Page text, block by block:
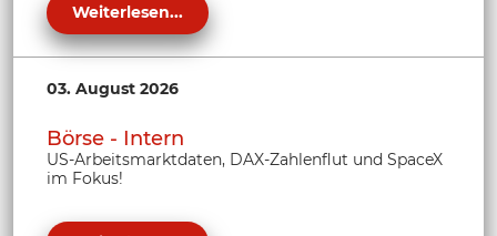
Weiterlesen...
03. August 2026
Börse - Intern
US-Arbeitsmarktdaten, DAX-Zahlenflut und SpaceX
im Fokus!